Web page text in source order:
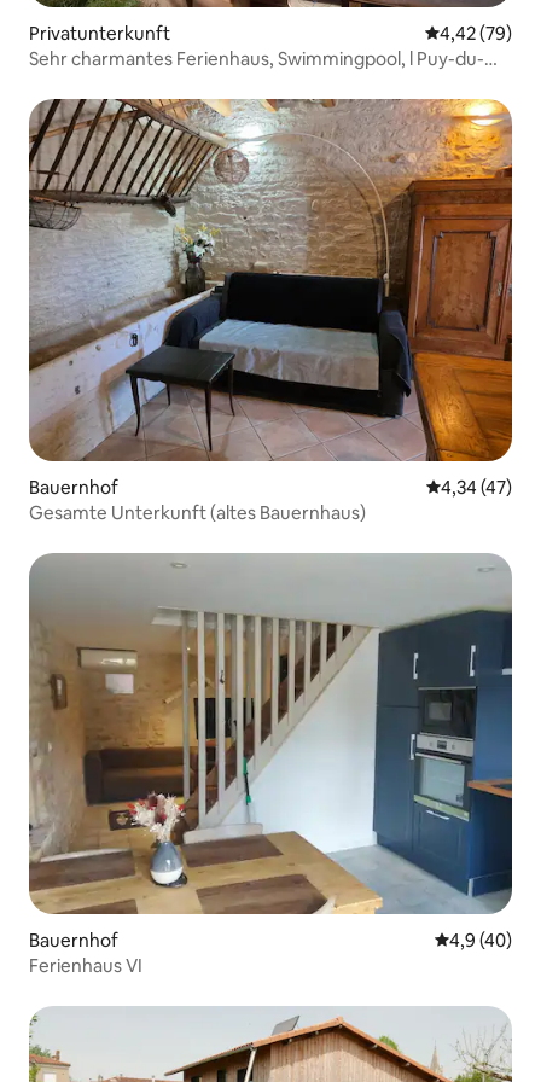
Privatunterkunft
4,42 (79)
Sehr charmantes Ferienhaus, Swimmingpool, l Puy-du-
Bauernhof
4,34 (47)
Gesamte Unterkunft (altes Bauernhaus)
Bauernhof
4,9 (40)
Ferienhaus VI